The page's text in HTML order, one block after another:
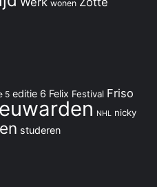
wonen
5 editie 6 Felix Festival Friso
NHL nicky
studeren